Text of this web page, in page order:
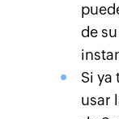
de
Si ya
usar